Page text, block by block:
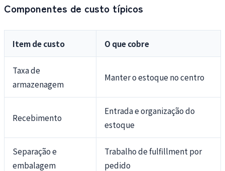
Componentes de custo típicos
Item de custo O que cobre
Taxa de
armazenagem
Manter o estoque no centro
Recebimento
Entrada e organização do
estoque
Separação e
embalagem
Trabalho de fulfillment por
pedido